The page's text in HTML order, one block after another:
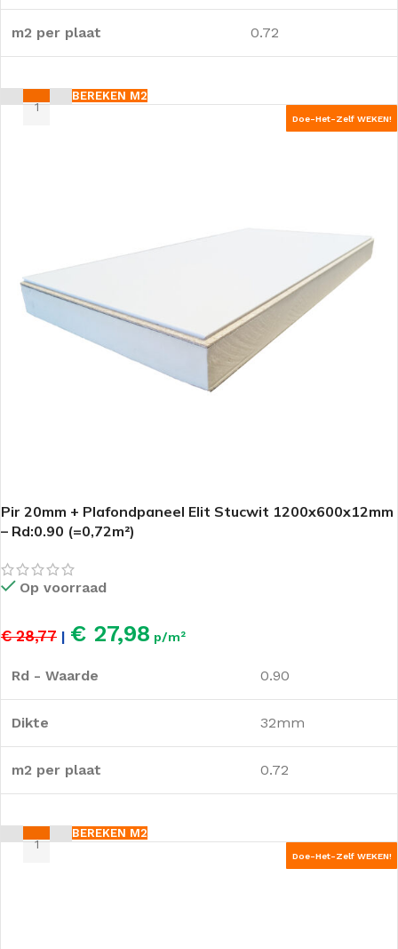
m2 per plaat 0.72
BEREKEN M2
Doe-Het-Zelf WEKEN!
Pir 20mm + Plafondpaneel Elit Stucwit 1200x600x12mm
– Rd:0.90 (=0,72m²)
Op voorraad
€ 28,77 | € 27,98 p/m²
Rd - Waarde 0.90
Dikte 32mm
m2 per plaat 0.72
BEREKEN M2
Doe-Het-Zelf WEKEN!